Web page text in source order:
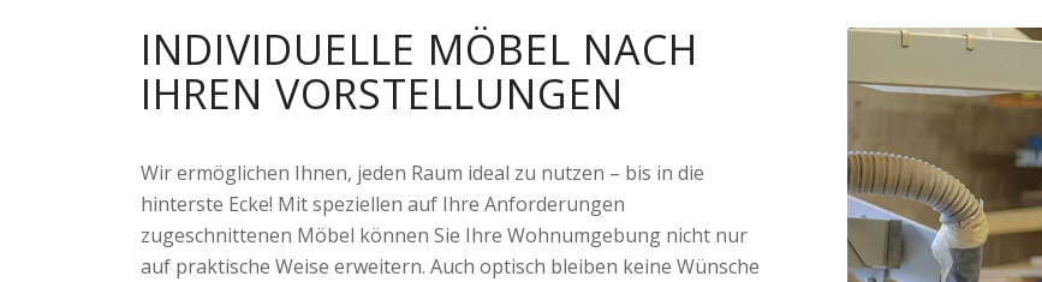
INDIVIDUELLE MÖBEL NACH
IHREN VORSTELLUNGEN
Wir ermöglichen Ihnen, jeden Raum ideal zu nutzen – bis in die
hinterste Ecke! Mit speziellen auf Ihre Anforderungen
zugeschnittenen Möbel können Sie Ihre Wohnumgebung nicht nur
auf praktische Weise erweitern. Auch optisch bleiben keine Wünsche